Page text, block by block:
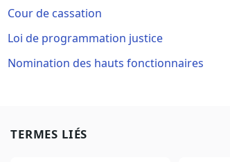
Cour de cassation
Loi de programmation justice
Nomination des hauts fonctionnaires
TERMES LIÉS